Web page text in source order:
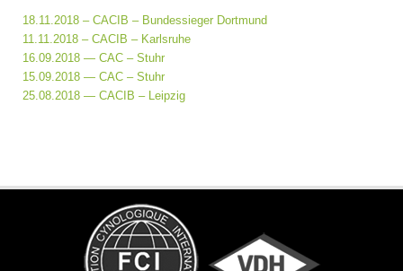
18.11.2018 – CACIB – Bundessieger Dortmund
11.11.2018 – CACIB – Karlsruhe
16.09.2018 — CAC – Stuhr
15.09.2018 — CAC – Stuhr
25.08.2018 — CACIB – Leipzig